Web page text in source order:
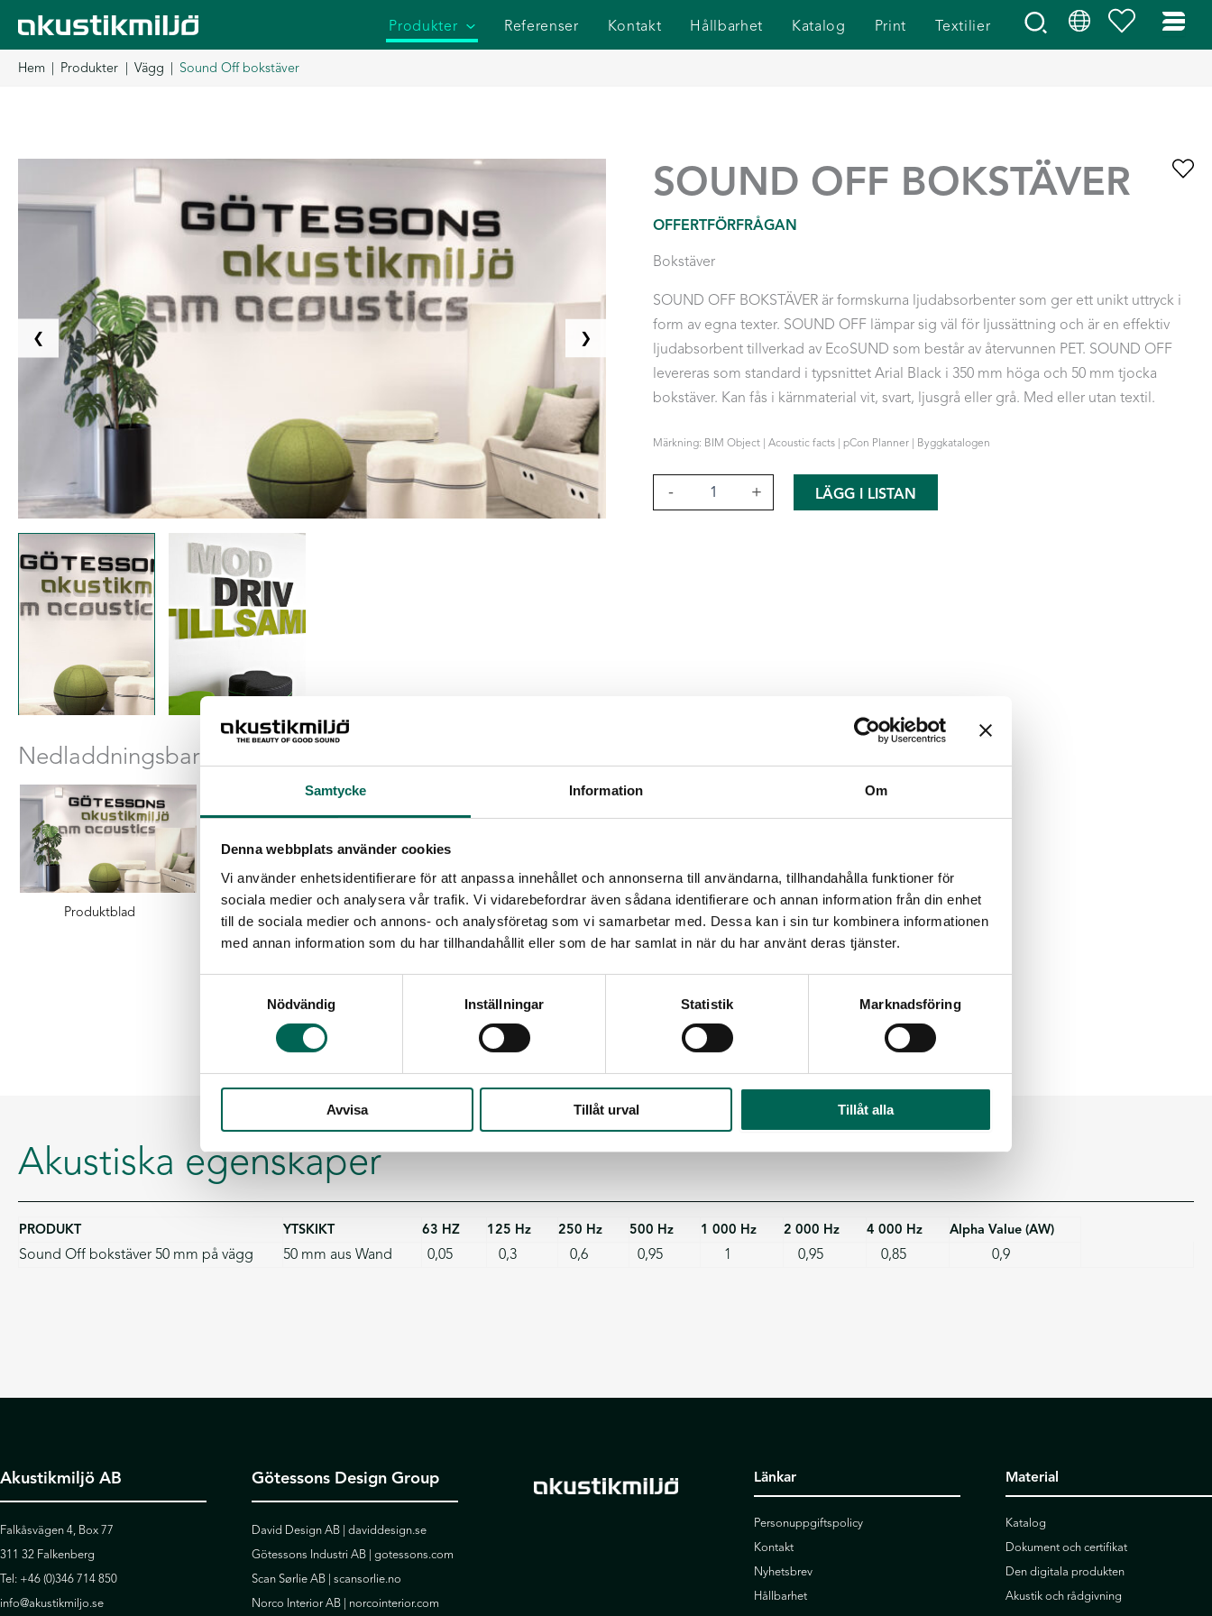
Samtycke Information Om
Denna webbplats använder cookies
Vi använder enhetsidentifierare för att anpassa innehållet och annonserna till användarna, tillhandahålla funktioner för
sociala medier och analysera vår trafik. Vi vidarebefordrar även sådana identifierare och annan information från din enhet
till de sociala medier och annons- och analysföretag som vi samarbetar med. Dessa kan i sin tur kombinera informationen
med annan information som du har tillhandahållit eller som de har samlat in när du har använt deras tjänster.
Nödvändig
Inställningar Statistik Marknadsföring
Avvisa Tillåt urval Tillåt alla
Hoppa
innehåll
Produkter Referenser Kontakt Hållbarhet Katalog Print Textilier
Hem Produkter Vägg Sound Off bokstäver
❮ ❯
SOUND OFF BOKSTÄVER
OFFERTFÖRFRÅGAN
Bokstäver
SOUND OFF BOKSTÄVER är formskurna ljudabsorbenter som ger ett unikt uttryck i
form av egna texter. SOUND OFF lämpar sig väl för ljussättning och är en effektiv
ljudabsorbent tillverkad av EcoSUND som består av återvunnen PET. SOUND OFF
levereras som standard i typsnittet Arial Black i 350 mm höga och 50 mm tjocka
bokstäver. Kan fås i kärnmaterial vit, svart, ljusgrå eller grå. Med eller utan textil.
Märkning: BIM Object | Acoustic facts | pCon Planner | Byggkatalogen
- + LÄGG I LISTAN
Nedladdningsbara filer
Produktblad
som zip-fil
Akustiska egenskaper
PRODUKT YTSKIKT 63 HZ 125 Hz 250 Hz 500 Hz 1 000 Hz 2 000 Hz 4 000 Hz Alpha Value (AW)
Sound Off bokstäver 50 mm på vägg 50 mm aus Wand 0,05 0,3 0,6 0,95 1 0,95 0,85 0,9
Akustikmiljö AB
Falkåsvägen 4, Box 77
311 32 Falkenberg
Tel: +46 (0)346 714 850
info@akustikmiljo.se
Götessons Design Group
David Design AB | daviddesign.se
Götessons Industri AB | gotessons.com
Scan Sørlie AB | scansorlie.no
Norco Interior AB | norcointerior.com
Länkar
Personuppgiftspolicy
Kontakt
Nyhetsbrev
Hållbarhet
Material
Katalog
Dokument och certifikat
Den digitala produkten
Akustik och rådgivning